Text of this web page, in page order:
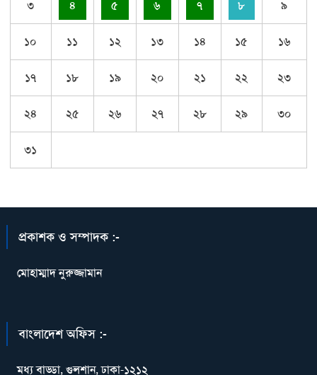
৩ ৪ ৫ ৬ ৭ ৮ ৯
১০ ১১ ১২ ১৩ ১৪ ১৫ ১৬
১৭ ১৮ ১৯ ২০ ২১ ২২ ২৩
২৪ ২৫ ২৬ ২৭ ২৮ ২৯ ৩০
৩১
প্রকাশক ও সম্পাদক :-
মোহাম্মাদ নুরুজ্জামান
বাংলাদেশ অফিস :-
মধ্য বাড্ডা, গুলশান, ঢাকা-১২১২